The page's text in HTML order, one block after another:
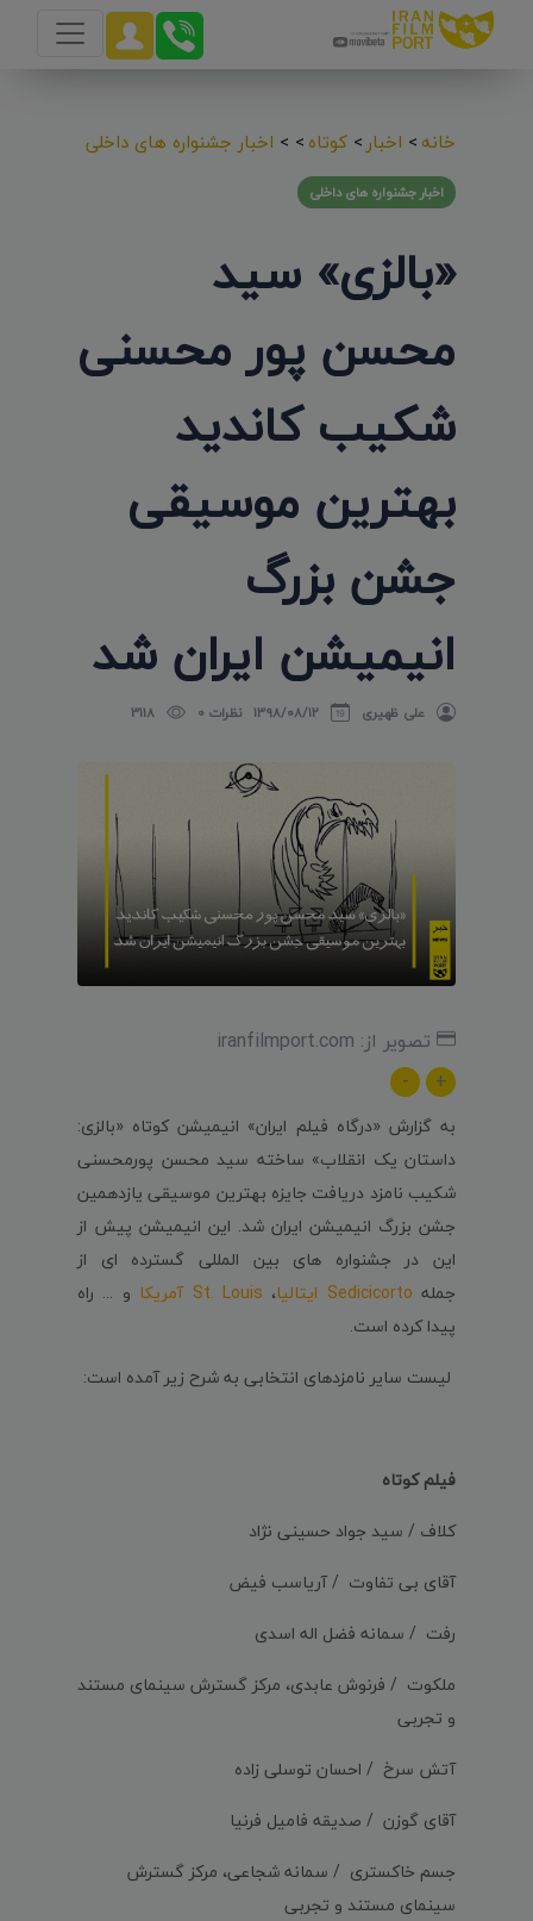
خانه> اخبار> کوتاه>
> اخبار جشنواره های داخلی
اخبار جشنواره های داخلی
«بالزی» سید
محسن پور محسنی
شکیب کاندید
بهترین موسیقی
جشن بزرگ
انیمیشن ایران شد
علی ظهیری ۱۳۹۸/۰۸/۱۲ نظرات 0 3118
تصویر از: iranfilmport.com
+
-
به گزارش «درگاه فیلم ایران» انیمیشن کوتاه «بالزی:
داستان یک انقلاب» ساخته سید محسن پورمحسنی
شکیب نامزد دریافت جایزه بهترین موسیقی یازدهمین
جشن بزرگ انیمیشن ایران شد. این انیمیشن پیش از
این در جشنواره های بین المللی گسترده ای از
جمله Sedicicorto ایتالیا ، St. Louis آمریکا
و ... راه
پیدا کرده است.
لیست سایر نامزدهای انتخابی به شرح زیر آمده است:
فیلم کوتاه
کلاف / سید جواد حسینی نژاد
آقای بی تفاوت / آریاسب فیض
رفت / سمانه فضل اله اسدی
ملکوت / فرنوش عابدی، مرکز گسترش سینمای مستند
و تجربی
آتش سرخ / احسان توسلی زاده
آقای گوزن / صدیقه فامیل فرنیا
جسم خاکستری / سمانه شجاعی، مرکز گسترش
سینمای مستند و تجربی